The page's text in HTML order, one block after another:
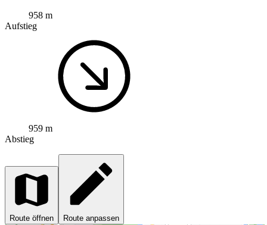
958 m
Aufstieg
959 m
Abstieg
Route öffnen Route anpassen